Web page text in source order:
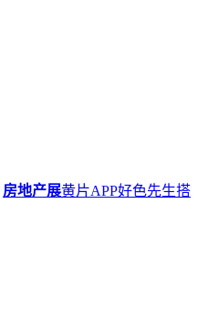
房地产展黄片APP好色先生搭